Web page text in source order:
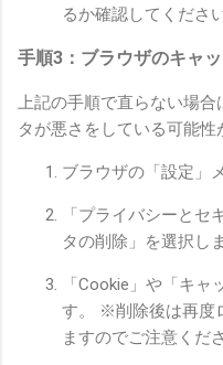
るか確認してください
手順3：ブラウザのキャ
上記の手順で直らない場
タが悪さをしている可能性
ブラウザの「設定」
「プライバシーと
タの削除」を選択し
「Cookie」や「キ
す。 ※削除後は再度
ますのでご注意くだ